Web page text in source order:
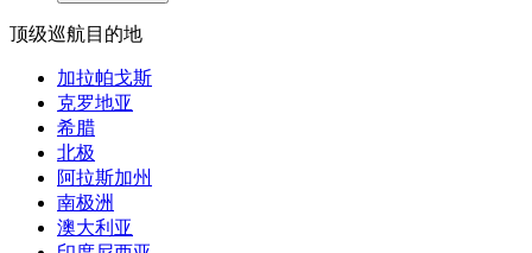
顶级巡航目的地
加拉帕戈斯
克罗地亚
希腊
北极
阿拉斯加州
南极洲
澳大利亚